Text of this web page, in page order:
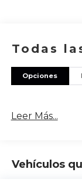
Todas
Opciones
Leer Más...
Vehículos